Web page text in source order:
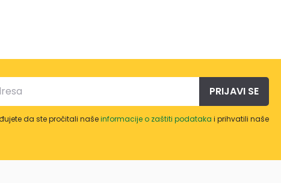
PRIJAVI SE
da ste pročitali našeinformacije o zaštiti podataka i prihvatili naše